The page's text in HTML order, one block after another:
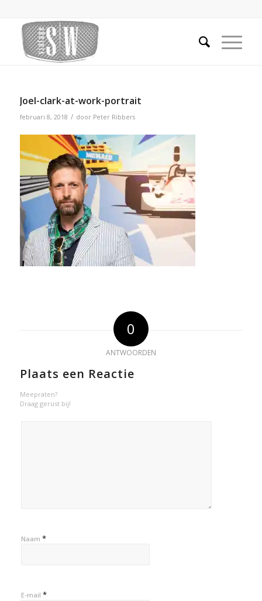
Joel-clark-at-work-portrait
februari 8, 2018 / door Peter Ribbers
0
ANTWOORDEN
Plaats een Reactie
Meepraten?
Draag gerust bij!
Naam *
E-mail *